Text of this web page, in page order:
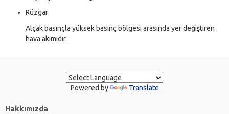
Rüzgar
Alçak basınçla yüksek basınç bölgesi arasında yer değiştiren
hava akımıdır.
Powered by Translate
Hakkımızda